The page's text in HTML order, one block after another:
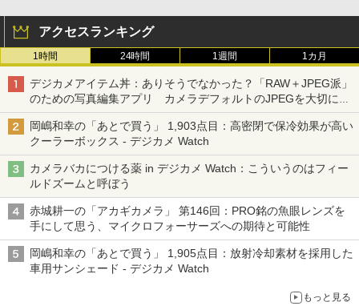
アクセスランキング
1時間 24時間 1週間 1カ月
デジカメアイテム丼：ありそうでなかった？「RAW＋JPEG派」
のための写真編集アプリ カメラデフォルトのJPEGを大切にす
る「Filmator」
岡嶋和幸の「あとで買う」 1,903点目：高密閉で保冷効果が高い
クーラーボックス - デジカメ Watch
カメラバカにつける薬 in デジカメ Watch：こういうのはフィー
ルドズームと呼ぼう
赤城耕一の「アカギカメラ」 第146回：PRO銘の魚眼レンズを
手にして思う、マイクロフォーサーズへの期待と可能性
岡嶋和幸の「あとで買う」 1,905点目：放射冷却素材を採用した
車用サンシェード - デジカメ Watch
もっと見る